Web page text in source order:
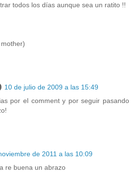
todos los días aunque sea un ratito !!
10 de julio de 2009 a las 15:49
por el comment y por seguir pasando
de 2011 a las 10:09
re buena un abrazo